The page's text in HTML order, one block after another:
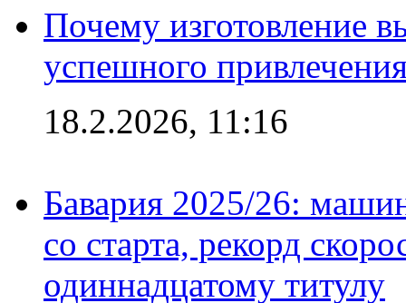
Почему изготовление
успешного
18.2.2026, 11:16
Бавария 2025/26:
со старта, рекорд
одиннадцатому титулу